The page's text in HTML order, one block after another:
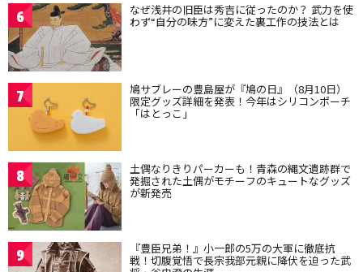
6 なぜ浅井の旧臣は秀吉に従ったのか？ 武力を使
わず“自分の味方”に変えた裏工作の技法とは
7 鳩サブレーの豊島屋が『鳩の日』（8月10日）
限定グッズ詳細を発表！今年はシリコンポーチ
「はとっこ」
8 土偶なりきりパーカーも！青森の縄文遺跡群で
発掘された土偶がモチーフのキュートなグッズ
が新発売
9 『豊臣兄弟！』小一郎の5万の大軍に徹底抗
戦！切腹覚悟で長宗我部元親に降伏を迫った武